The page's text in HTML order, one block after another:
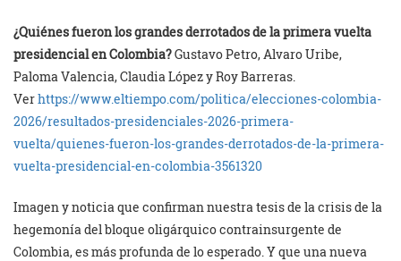
¿Quiénes fueron los grandes derrotados de la primera vuelta
presidencial en Colombia?Gustavo Petro, Alvaro Uribe,
Paloma Valencia, Claudia López y Roy Barreras.
Verhttps://www.eltiempo.com/politica/elecciones-colombia-
2026/resultados-presidenciales-2026-primera-
vuelta/quienes-fueron-los-grandes-derrotados-de-la-primera-
vuelta-presidencial-en-colombia-3561320
Imagen y noticia que confirman nuestra tesis de la crisis de la
hegemonía del bloque oligárquico contrainsurgente de
Colombia, es más profunda de lo esperado. Y que una nueva